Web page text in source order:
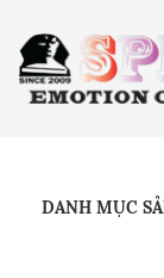
DANH MỤC